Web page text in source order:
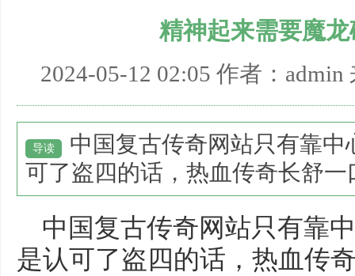
精神起来需要魔
2024-05-12 02:05 作者：admin
导读
中国复古传奇网站只有靠
可了盗四的话，热血传奇长舒
中国复古传奇网站只有靠
是认可了盗四的话，热血传